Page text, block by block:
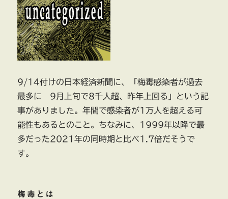
9/14付けの日本経済新聞に、「梅毒感染者が過去
最多に 9月上旬で8千人超、昨年上回る」という記
事がありました。年間で感染者が1万人を超える可
能性もあるとのこと。ちなみに、1999年以降で最
多だった2021年の同時期と比べ1.7倍だそうで
す。
梅毒とは